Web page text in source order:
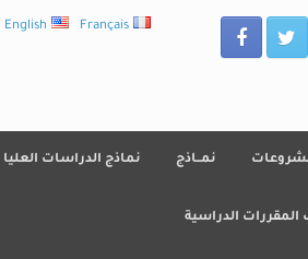
English Français
نمــاذج نماذج الدراسات العليا
الدراسية